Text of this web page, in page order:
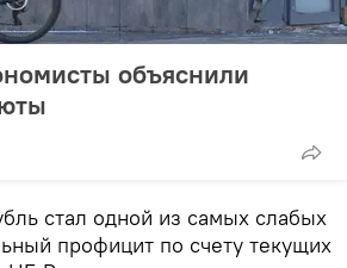
объяснили
стал одной из самых слабых
профицит по счету текущих